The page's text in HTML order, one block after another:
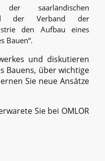
der saarländischen
der Verband der
den Aufbau eines
Bauen“.
und diskutieren
Bauens, über wichtige
Sie neue Ansätze
Sie bei OMLOR